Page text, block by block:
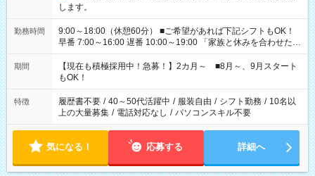
します。
勤務時間
9:00～18:00（休憩60分） ■ご希望があれば下記シフトもOK！
早番 7:00～16:00 遅番 10:00～19:00 「家族と休みを合わせた
い」 「余裕を持って夕飯の準備がしたい」 「できれば残業はし
たくない」 など、ご希望を教えてくださいね。 ※Wワーク希望
の方へ 今ご覧のお仕事で希望する勤務時間と、もう1つのお仕事
の勤務時間。 合計で週40時間を超える場合は応募できません。
期間
【現在も積極採用中！急募！】2カ月～ ■8月～、9月スタート
もOK！
特徴 履歴書不要 / 40～50代活躍中 / 服装自由 / シフト勤務 / 10名以
上の大量募集 / 電話対応なし / パソコンスキル不要
気になる！ 応募する 詳細へ